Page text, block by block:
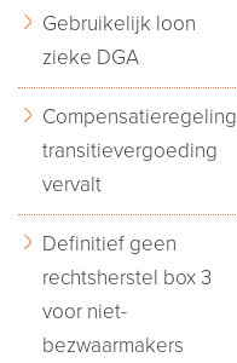
Gebruikelijk loon
zieke DGA
Compensatieregeling
transitievergoeding
vervalt
Definitief geen
rechtsherstel box 3
voor niet-
bezwaarmakers